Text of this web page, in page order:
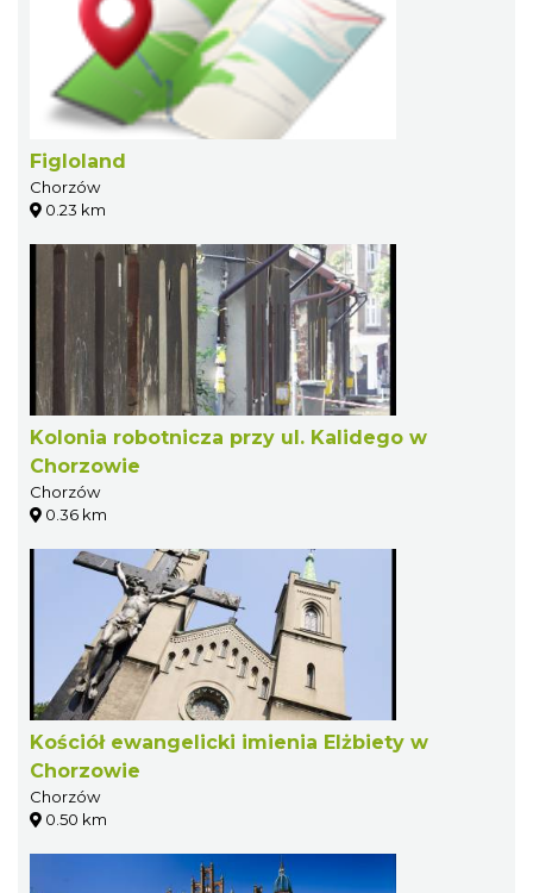
Figloland
Chorzów
0.23 km
Kolonia robotnicza przy ul. Kalidego w
Chorzowie
Chorzów
0.36 km
Kościół ewangelicki imienia Elżbiety w
Chorzowie
Chorzów
0.50 km